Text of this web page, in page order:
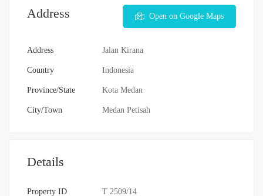
Address Open on Google Maps
Address Jalan Kirana
Country Indonesia
Province/State Kota Medan
City/Town Medan Petisah
Details
Property ID T 2509/14